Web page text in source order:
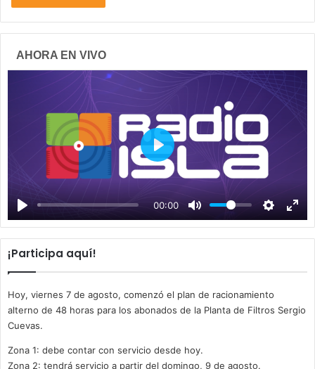
AHORA EN VIVO
00:00
P
a
y
¡Participa aquí!
Hoy, viernes 7 de agosto, comenzó el plan de racionamiento
alterno de 48 horas para los abonados de la Planta de Filtros Sergio
Cuevas.
Zona 1: debe contar con servicio desde hoy.
Zona 2: tendrá servicio a partir del domingo, 9 de agosto.